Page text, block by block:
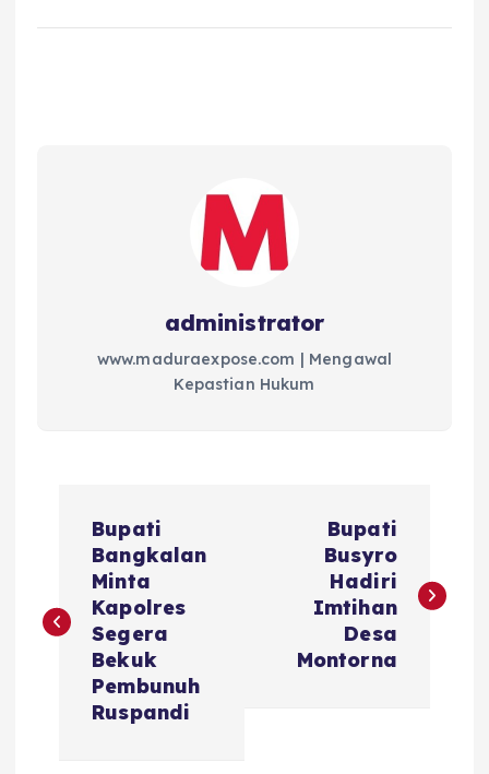
administrator
www.maduraexpose.com | Mengawal
Kepastian Hukum
v
Bupati
Bangkalan
Minta
Kapolres
Segera
Bekuk
Pembunuh
Ruspandi
Bupati
Busyro
Hadiri
Imtihan
Desa
Montorna